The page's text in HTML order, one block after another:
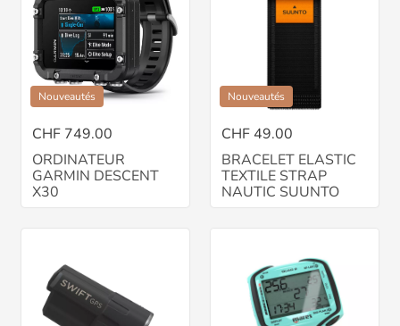
Nouveautés
CHF 749.00
ORDINATEUR
GARMIN DESCENT
X30
Nouveautés
CHF 49.00
BRACELET ELASTIC
TEXTILE STRAP
NAUTIC SUUNTO